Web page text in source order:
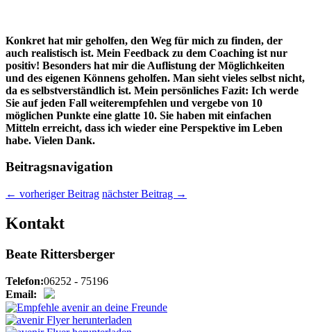
Konkret hat mir geholfen, den Weg für mich zu finden, der
auch realistisch ist. Mein Feedback zu dem Coaching ist nur
positiv! Besonders hat mir die Auflistung der Möglichkeiten
und des eigenen Könnens geholfen. Man sieht vieles selbst nicht,
da es selbstverständlich ist. Mein persönliches Fazit: Ich werde
Sie auf jeden Fall weiterempfehlen und vergebe von 10
möglichen Punkte eine glatte 10. Sie haben mit einfachen
Mitteln erreicht, dass ich wieder eine Perspektive im Leben
habe. Vielen Dank.
Beitragsnavigation
← vorheriger Beitrag nächster Beitrag →
Kontakt
Beate Rittersberger
Telefon:06252 - 75196
Email: